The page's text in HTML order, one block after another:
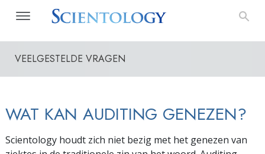
VEELGESTELDE VRAGEN
WAT KAN AUDITING GENEZEN?
Scientology houdt zich niet bezig met het genezen van